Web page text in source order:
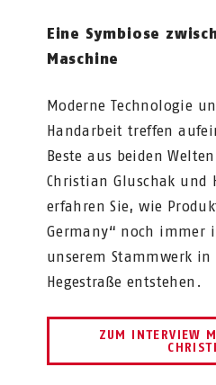
Eine Symbiose
Maschine
Moderne Technologie
Handarbeit treffen
Beste aus beiden
Christian Gluschak und
erfahren Sie, wie
Germany“ noch immer
unserem Stammwerk
Hegestraße entstehen.
ZUM INTERVIEW